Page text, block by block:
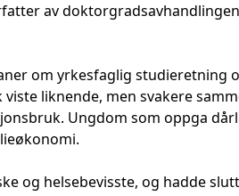
av
om yrkesfaglig studieretning
liknende, men svakere
Ungdom som oppga
og helsebevisste, og hadde